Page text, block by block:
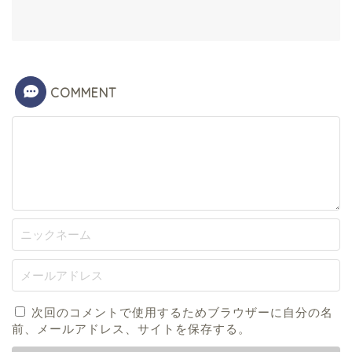
COMMENT
次回のコメントで使用するためブラウザーに自分の名
前、メールアドレス、サイトを保存する。